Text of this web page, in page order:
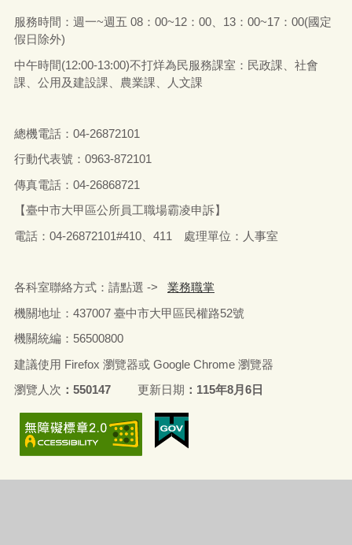
服務時間：週一~週五 08：00~12：00、13：00~17：00(國定
假日除外)
中午時間(12:00-13:00)不打烊為民服務課室：民政課、社會
課、公用及建設課、農業課、人文課
總機電話：04-26872101
行動代表號：0963-872101
傳真電話：04-26868721
【臺中市大甲區公所員工職場霸凌申訴】
電話：04-26872101#410、411 處理單位：人事室
各科室聯絡方式：請點選 ->
業務職掌
機關地址：437007 臺中市大甲區民權路52號
機關統編：56500800
建議使用 Firefox 瀏覽器或 Google Chrome 瀏覽器
瀏覽人次
550147 更新日期 115年8月6日